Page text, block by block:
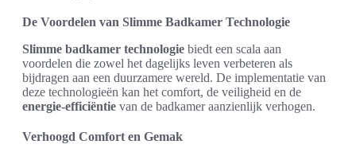
De Voordelen van Slimme Badkamer Technologie
Slimme badkamer technologie biedt een scala aan
voordelen die zowel het dagelijks leven verbeteren als
bijdragen aan een duurzamere wereld. De implementatie van
deze technologieën kan het comfort, de veiligheid en de
energie-efficiëntie van de badkamer aanzienlijk verhogen.
Verhoogd Comfort en Gemak